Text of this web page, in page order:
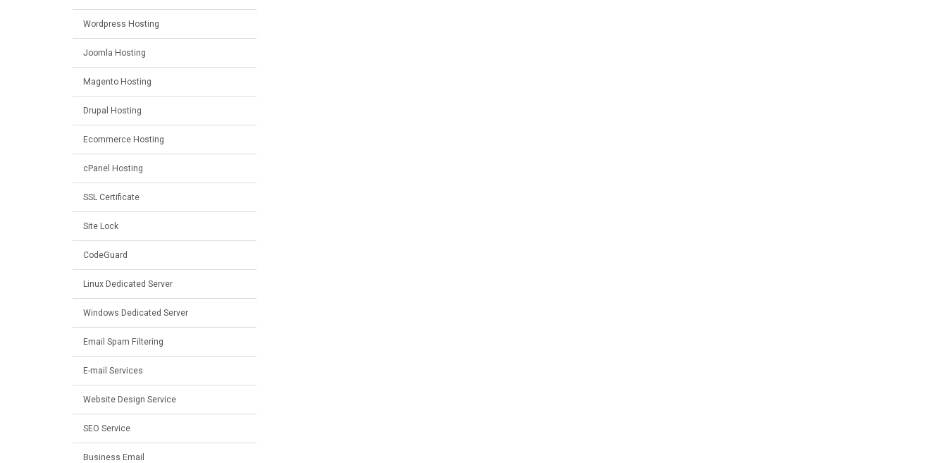
Wordpress Hosting
Joomla Hosting
Magento Hosting
Drupal Hosting
Ecommerce Hosting
cPanel Hosting
SSL Certificate
Site Lock
CodeGuard
Linux Dedicated Server
Windows Dedicated Server
Email Spam Filtering
E-mail Services
Website Design Service
SEO Service
Business Email